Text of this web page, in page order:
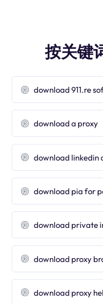
按关键
download 911.re
download a proxy
download linkedin
download pia for
download private
download proxy
download proxy